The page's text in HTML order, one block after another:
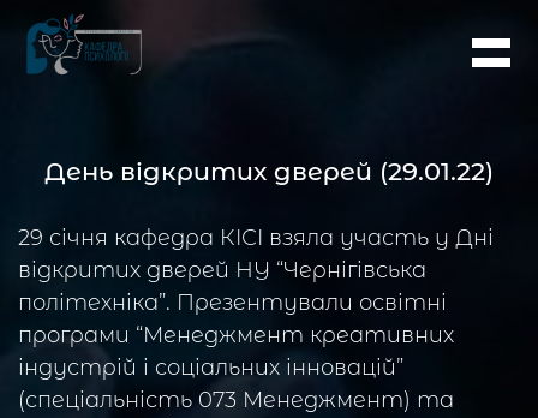
День відкритих дверей (29.01.22)
29 січня кафедра КІСІ взяла участь у Дні
відкритих дверей НУ “Чернігівська
політехніка”. Презентували освітні
програми “Менеджмент креативних
індустрій і соціальних інновацій”
(спеціальність 073 Менеджмент) та